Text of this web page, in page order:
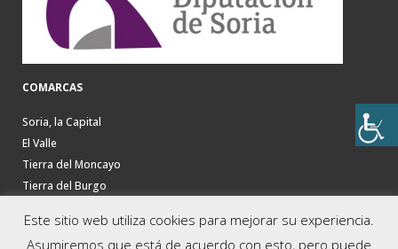
COMARCAS
Soria, la Capital
El Valle
Tierra del Moncayo
Tierra del Burgo
La Ribera del Duero
Este sitio web utiliza cookies para mejorar su experiencia.
Asumiremos que está de acuerdo con esto, pero puede